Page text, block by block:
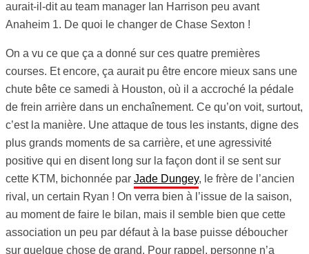
aurait-il-dit au team manager Ian Harrison peu avant
Anaheim 1. De quoi le changer de Chase Sexton !
On a vu ce que ça a donné sur ces quatre premières
courses. Et encore, ça aurait pu être encore mieux sans une
chute bête ce samedi à Houston, où il a accroché la pédale
de frein arrière dans un enchaînement. Ce qu’on voit, surtout,
c’est la manière. Une attaque de tous les instants, digne des
plus grands moments de sa carrière, et une agressivité
positive qui en disent long sur la façon dont il se sent sur
cette KTM, bichonnée par Jade Dungey, le frère de l’ancien
rival, un certain Ryan ! On verra bien à l’issue de la saison,
au moment de faire le bilan, mais il semble bien que cette
association un peu par défaut à la base puisse déboucher
sur quelque chose de grand. Pour rappel, personne n’a